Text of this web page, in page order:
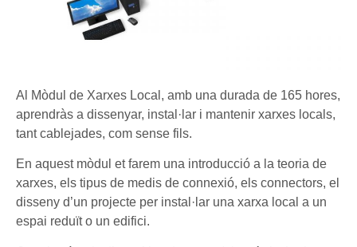
Al Mòdul de Xarxes Local, amb una durada de 165 hores,
aprendràs a dissenyar, instal·lar i mantenir xarxes locals,
tant cablejades, com sense fils.
En aquest mòdul et farem una introducció a la teoria de
xarxes, els tipus de medis de connexió, els connectors, el
disseny d’un projecte per instal·lar una xarxa local a un
espai reduït o un edifici.